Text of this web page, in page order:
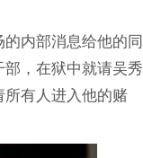
内部消息给他的同
，在狱中就请吴秀
有人进入他的赌